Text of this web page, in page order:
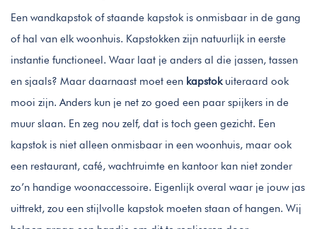
Een wandkapstok of staande kapstok is onmisbaar in de gang
of hal van elk woonhuis. Kapstokken zijn natuurlijk in eerste
instantie functioneel. Waar laat je anders al die jassen, tassen
en sjaals? Maar daarnaast moet een kapstokuiteraard ook
mooi zijn. Anders kun je net zo goed een paar spijkers in de
muur slaan. En zeg nou zelf, dat is toch geen gezicht. Een
kapstok is niet alleen onmisbaar in een woonhuis, maar ook
een restaurant, café, wachtruimte en kantoor kan niet zonder
zo’n handige woonaccessoire. Eigenlijk overal waar je jouw jas
uittrekt, zou een stijlvolle kapstok moeten staan of hangen. Wij